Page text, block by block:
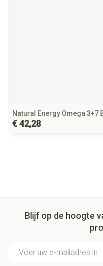
Natural Energy Omega 3+7
€ 42,28
Blijf op de hoogte